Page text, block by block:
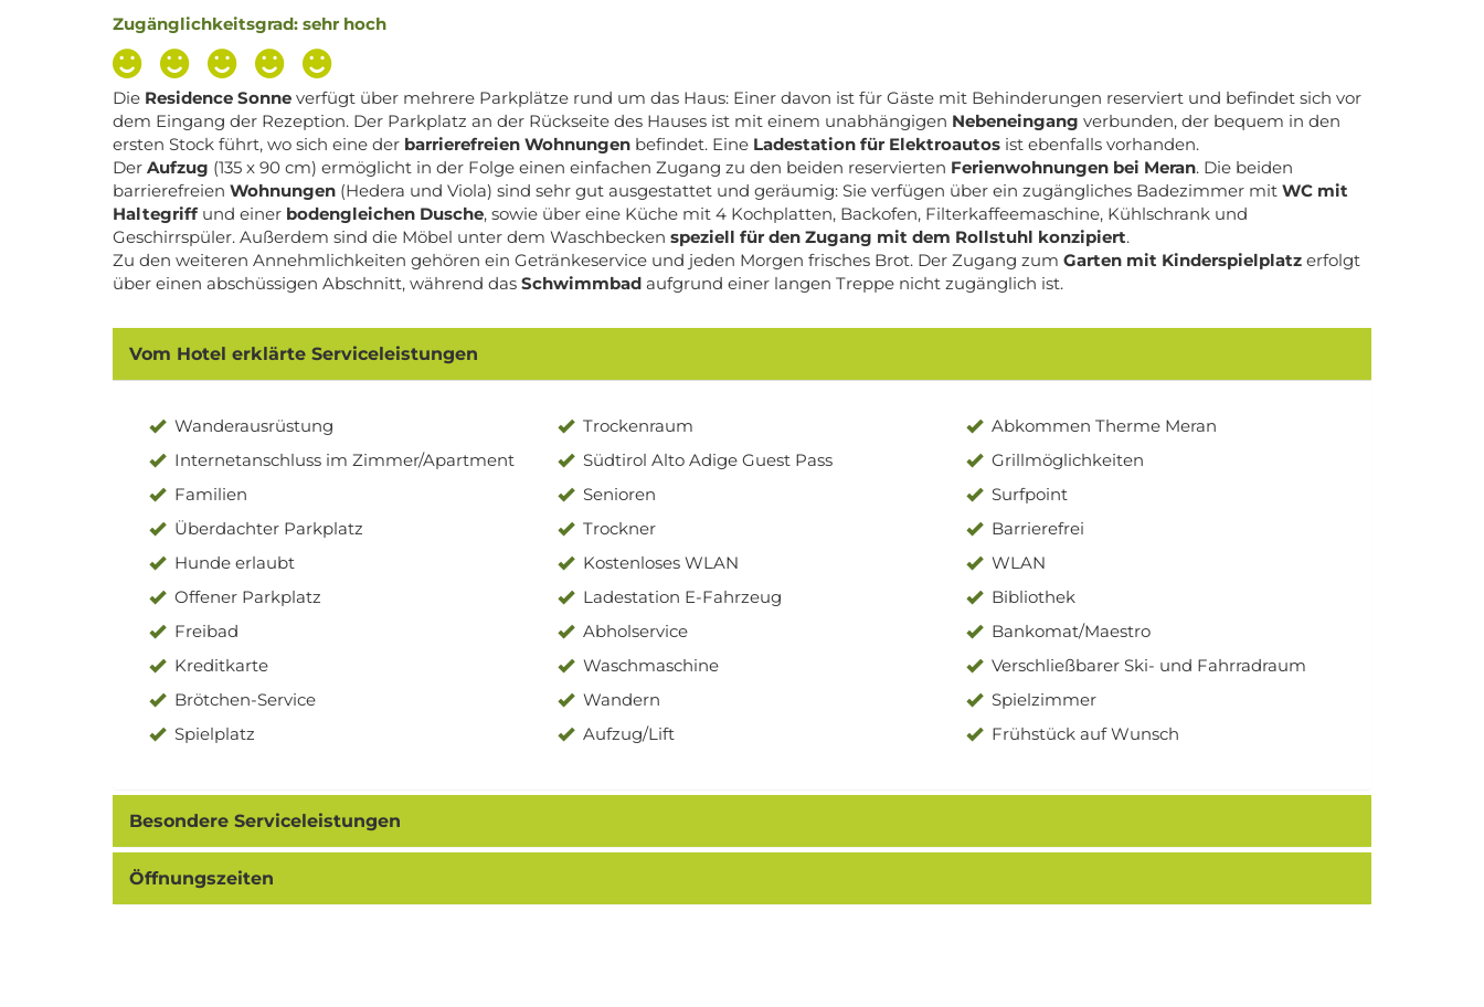
Zugänglichkeitsgrad: sehr hoch
Die Residence Sonne verfügt über mehrere Parkplätze rund um das Haus: Einer davon ist für Gäste mit Behinderungen reserviert und befindet sich vor
dem Eingang der Rezeption. Der Parkplatz an der Rückseite des Hauses ist mit einem unabhängigen Nebeneingang verbunden, der bequem in den
ersten Stock führt, wo sich eine der barrierefreien Wohnungen befindet. Eine Ladestation für Elektroautos ist ebenfalls vorhanden.
Der Aufzug (135 x 90 cm) ermöglicht in der Folge einen einfachen Zugang zu den beiden reservierten Ferienwohnungen bei Meran. Die beiden
barrierefreien Wohnungen (Hedera und Viola) sind sehr gut ausgestattet und geräumig: Sie verfügen über ein zugängliches Badezimmer mit WC mit
Haltegriff und einer bodengleichen Dusche, sowie über eine Küche mit 4 Kochplatten, Backofen, Filterkaffeemaschine, Kühlschrank und
Geschirrspüler. Außerdem sind die Möbel unter dem Waschbecken speziell für den Zugang mit dem Rollstuhl konzipiert.
Zu den weiteren Annehmlichkeiten gehören ein Getränkeservice und jeden Morgen frisches Brot. Der Zugang zum Garten mit Kinderspielplatz erfolgt
über einen abschüssigen Abschnitt, während das Schwimmbad aufgrund einer langen Treppe nicht zugänglich ist.
Vom Hotel erklärte Serviceleistungen
Wanderausrüstung Trockenraum
Abkommen Therme Meran
Internetanschluss im Zimmer/Apartment
Südtirol Alto Adige Guest Pass
Grillmöglichkeiten
Familien
Senioren
Surfpoint
Überdachter Parkplatz
Trockner
Barrierefrei
Hunde erlaubt
Kostenloses WLAN
WLAN
Offener Parkplatz
Ladestation E-Fahrzeug
Bibliothek
Freibad
Abholservice
Bankomat/Maestro
Kreditkarte
Waschmaschine
Verschließbarer Ski- und Fahrradraum
Brötchen-Service
Wandern
Spielzimmer
Spielplatz
Aufzug/Lift Frühstück auf Wunsch
Besondere Serviceleistungen
Öffnungszeiten